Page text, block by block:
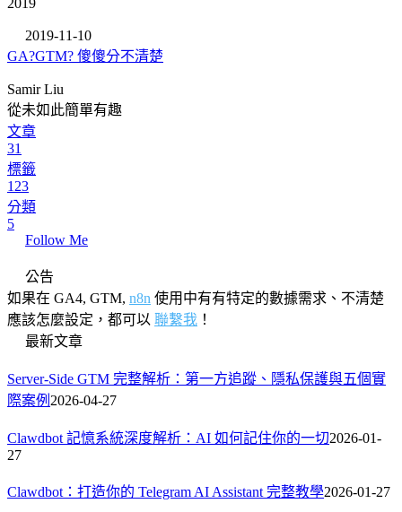
2019-11-10
GA?GTM? 傻傻分不清楚
Samir Liu
從未如此簡單有趣
文章
31
標籤
123
分類
5
Follow Me
公告
如果在 GA4, GTM, n8n 使用中有有特定的數據需求、不清楚
應該怎麼設定，都可以 聯繫我 ！
最新文章
Server-Side GTM 完整解析：第一方追蹤、隱私保護與五個實
際案例 2026-04-27
Clawdbot 記憶系統深度解析：AI 如何記住你的一切2026-01-
27
Clawdbot：打造你的 Telegram AI Assistant 完整教學2026-01-27